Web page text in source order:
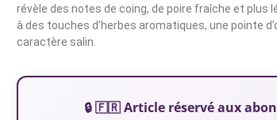
révèle des notes de coing, de poire fraîche et
à des touches d’herbes aromatiques, une pointe
caractère salin.
🔒 🇫🇷 Article réservé aux